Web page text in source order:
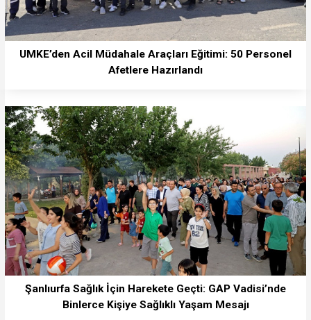
UMKE’den Acil Müdahale Araçları Eğitimi: 50 Personel
Afetlere Hazırlandı
Şanlıurfa Sağlık İçin Harekete Geçti: GAP Vadisi’nde
Binlerce Kişiye Sağlıklı Yaşam Mesajı